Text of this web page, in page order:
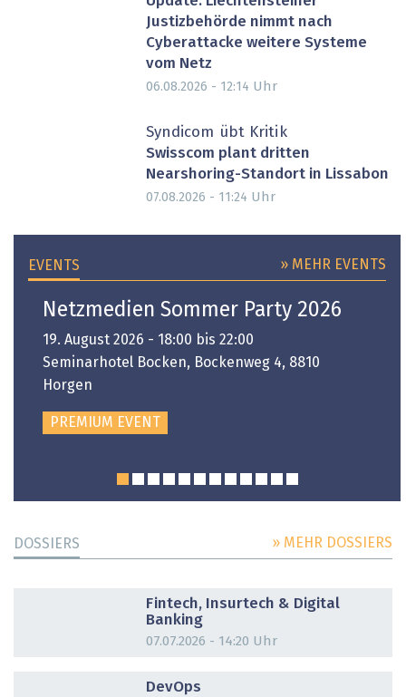
Justizbehörde nimmt nach
Cyberattacke weitere Systeme
vom Netz
06.08.2026 - 12:14 Uhr
Syndicom übt Kritik
Swisscom plant dritten
Nearshoring-Standort in Lissabon
07.08.2026 - 11:24 Uhr
EVENTS » MEHR EVENTS
Netzmedien Sommer Party 2026
19. August 2026 - 18:00 bis 22:00
Seminarhotel Bocken, Bockenweg 4, 8810
Horgen
PREMIUM EVENT
DOSSIERS » MEHR DOSSIERS
Fintech, Insurtech & Digital
Banking
07.07.2026 - 14:20 Uhr
DevOps